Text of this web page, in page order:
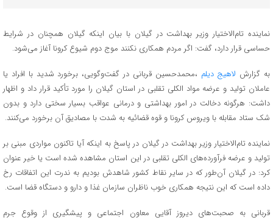
نماینده تام‌الاختیار وزیر بهداشت در گیلان با بیان اینکه گیلان همچنان ‌در شرایط
حساسی قرار دارد، گفت: اگر ‌مردم همکاری نکنند موج دوم شیوع کرونا آغاز می‌شود.
به گزارش لاهیج دیلم ،محمدحسین قربانی در گفت‌وگویی، برخورد شدید با افراد یا
عاملان تولید و عرضه مواد الکلی تقلبی در استان گیلان را مورد تأکید قرار داد و اظهار
داشت: هرگونه دخالت در امور بهداشتی و درمانی عواقب بسیار سختی دارد و بدون
شک ستاد مقابله با ویروس کرونا و قوه قضائیه به شدت با مصادیق آن برخورد می‌کنند.
نماینده تام‌الاختیار وزیر بهداشت در گیلان در پاسخ به اینکه آیا تاکنون مواردی مبنی بر
تولید و عرضه فرآورده‌های الکلی تقلبی در این استان مشاهده شده است یا خیر عنوان
کرد: در گیلان آن‌طور که در سایر نقاط کشور شاهدش بودیم به ندرت این اتفاقات رخ
داده است که این نتیجه همکاری خوب ناظران سازمان غذا و دارو و دستگاه قضا است.
قربانی به صحبت‌های دیروز آقایی معاون اجتماعی و پیشگیری از وقوع جرم